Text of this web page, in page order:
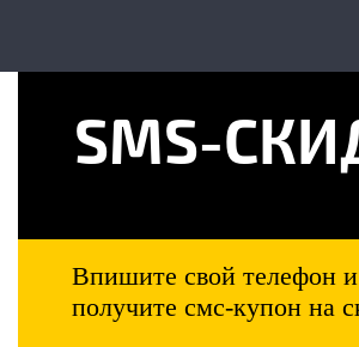
SMS-
Впишите свой телефон и
получите смс-купон на